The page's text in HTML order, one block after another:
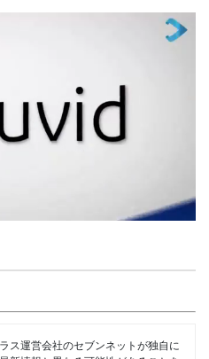
ス運営会社のセブンネットが独自に